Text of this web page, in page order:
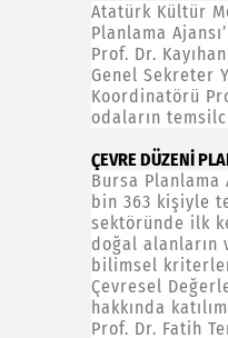
Atatürk Kültür
Planlama
Prof. Dr.
Genel Sekreter
Koordinatörü
odaların
ÇEVRE DÜZENİ
Bursa Planlama
bin 363 kişiyle
sektöründe ilk
doğal alanların
bilimsel
Çevresel
hakkında
Prof. Dr. Fatih